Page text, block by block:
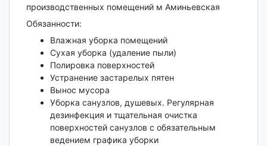
производственных помещений м Аминьевская
Обязанности:
Влажная уборка помещений
Сухая уборка (удаление пыли)
Полировка поверхностей
Устранение застарелых пятен
Вынос мусора
Уборка санузлов, душевых. Регулярная
дезинфекция и тщательная очистка
поверхностей санузлов с обязательным
ведением графика уборки